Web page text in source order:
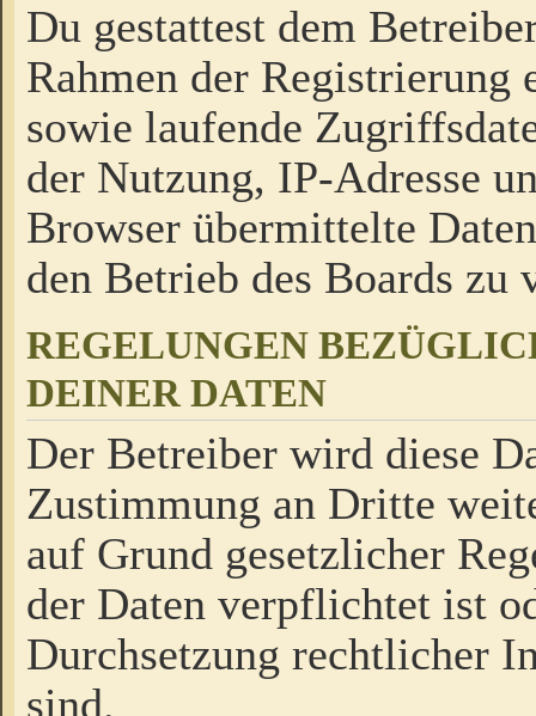
Du gestattest dem
Rahmen der Registrierung
sowie laufende
der Nutzung, IP-Adresse
Browser übermittelte
den Betrieb des Boards zu
REGELUNGEN
DEINER DATEN
Der Betreiber wird diese
Zustimmung an Dritte
auf Grund gesetzlicher
der Daten verpflichtet ist
Durchsetzung rechtlicher
sind.